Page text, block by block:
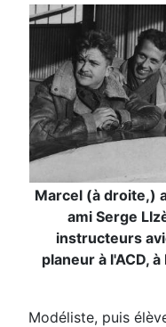
Marcel (à droite,)
ami Serge
instructeurs
planeur à l'ACD, à
Modéliste, puis